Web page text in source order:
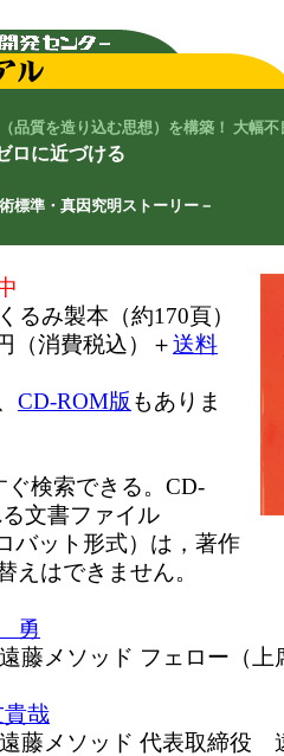
品質を造り込む思想）を構築！ 大幅不
ロに近づける
標準・真因究明ストーリー－
るみ製本（約170頁）
（消費税込）＋送料
CD-ROM版 もありま
ぐ検索できる。CD-
文書ファイル
バット形式）は，著作
えはできません。
勇
ソッド フェロー（上
哉
ソッド 代表取締役 遠